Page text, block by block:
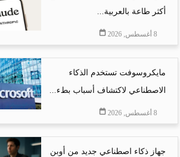
أكثر طاعة بالعربية...
8 أغسطس, 2026
مايكروسوفت تستخدم الذكاء
الاصطناعي لاكتشاف أسباب بطء...
8 أغسطس, 2026
جهاز ذكاء اصطناعي جديد من أوبن